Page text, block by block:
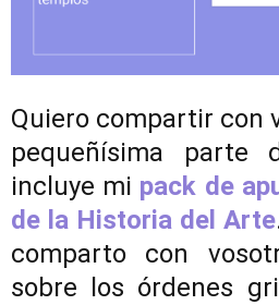
Quiero compartir con
pequeñísima
incluye mi pack de
de la Historia del Arte
comparto con
sobre los órdenes